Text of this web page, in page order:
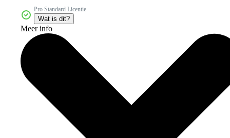
Pro Standard Licentie
Wat is dit?
Meer info